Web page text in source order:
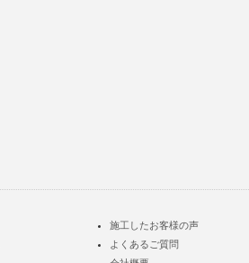
施工したお客様の声
よくあるご質問